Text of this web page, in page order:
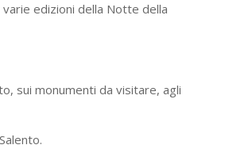
edizioni della Notte della
sui monumenti da visitare, agli